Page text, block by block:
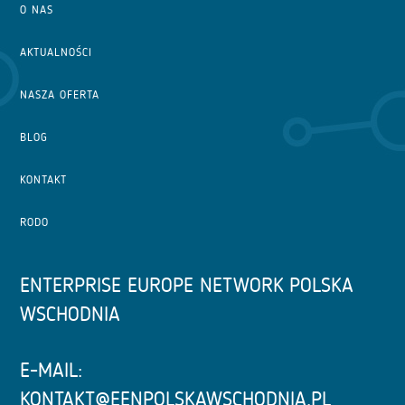
O NAS
AKTUALNOŚCI
NASZA OFERTA
BLOG
KONTAKT
RODO
ENTERPRISE EUROPE NETWORK POLSKA
WSCHODNIA
E-MAIL:
KONTAKT@EENPOLSKAWSCHODNIA.PL